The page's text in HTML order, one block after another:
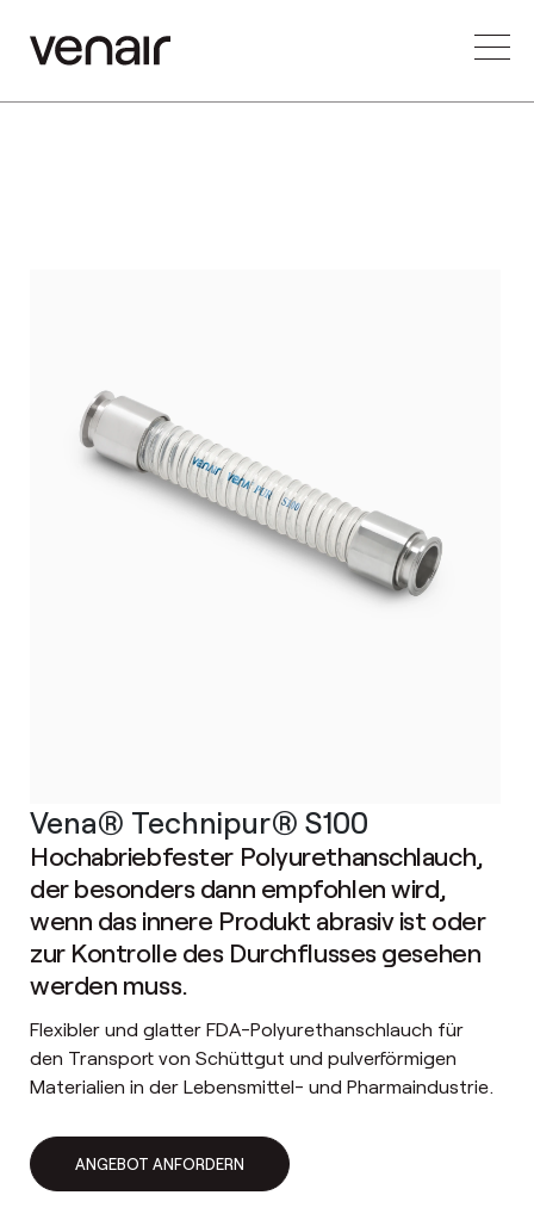
Vena® Technipur® S100
Hochabriebfester Polyurethanschlauch,
der besonders dann empfohlen wird,
wenn das innere Produkt abrasiv ist oder
zur Kontrolle des Durchflusses gesehen
werden muss.
Flexibler und glatter FDA-Polyurethanschlauch für
den Transport von Schüttgut und pulverförmigen
Materialien in der Lebensmittel- und Pharmaindustrie.
ANGEBOT ANFORDERN